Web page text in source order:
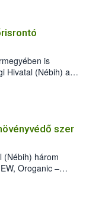
is
Hivatal (Nébih) a
jelenlétét. A
de már fertőzött
a szlovák
érdekében.
szer
(Nébih) három
Oroganic –
követően,